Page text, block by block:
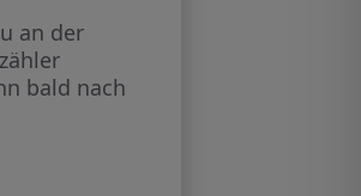
an der
bald nach